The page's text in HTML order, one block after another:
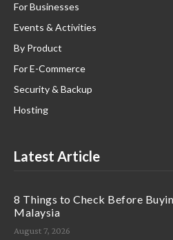
For Businesses
Events & Activities
By Product
For E-Commerce
Security & Backup
Hosting
Latest Article
8 Things to Check Before
Malaysia
August 7, 2026